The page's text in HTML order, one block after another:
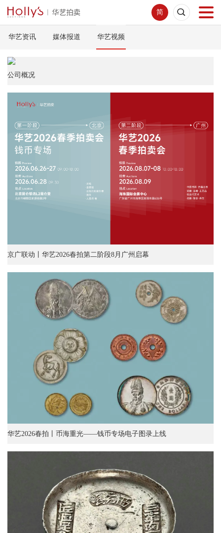
简
首页
网络拍卖
服务指南
新闻中心
华艺资讯 媒体报道 华艺视频
公司概况
京广联动丨华艺2026春拍第二阶段8月广州启幕
华艺2026春拍丨币海重光——钱币专场电子图录上线